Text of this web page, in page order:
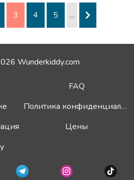
3 4 5 …
Wunderkiddy.com
FAQ
Политика конфиденциальности
Цены